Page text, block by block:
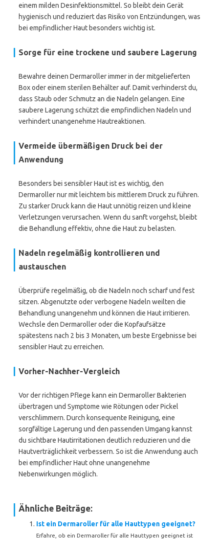
einem milden Desinfektionsmittel. So bleibt dein Gerät
hygienisch und reduziert das Risiko von Entzündungen, was
bei empfindlicher Haut besonders wichtig ist.
Sorge für eine trockene und saubere Lagerung
Bewahre deinen Dermaroller immer in der mitgelieferten
Box oder einem sterilen Behälter auf. Damit verhinderst du,
dass Staub oder Schmutz an die Nadeln gelangen. Eine
saubere Lagerung schützt die empfindlichen Nadeln und
verhindert unangenehme Hautreaktionen.
Vermeide übermäßigen Druck bei der
Anwendung
Besonders bei sensibler Haut ist es wichtig, den
Dermaroller nur mit leichtem bis mittlerem Druck zu führen.
Zu starker Druck kann die Haut unnötig reizen und kleine
Verletzungen verursachen. Wenn du sanft vorgehst, bleibt
die Behandlung effektiv, ohne die Haut zu belasten.
Nadeln regelmäßig kontrollieren und
austauschen
Überprüfe regelmäßig, ob die Nadeln noch scharf und fest
sitzen. Abgenutzte oder verbogene Nadeln weilten die
Behandlung unangenehm und können die Haut irritieren.
Wechsle den Dermaroller oder die Kopfaufsätze
spätestens nach 2 bis 3 Monaten, um beste Ergebnisse bei
sensibler Haut zu erreichen.
Vorher-Nachher-Vergleich
Vor der richtigen Pflege kann ein Dermaroller Bakterien
übertragen und Symptome wie Rötungen oder Pickel
verschlimmern. Durch konsequente Reinigung, eine
sorgfältige Lagerung und den passenden Umgang kannst
du sichtbare Hautirritationen deutlich reduzieren und die
Hautverträglichkeit verbessern. So ist die Anwendung auch
bei empfindlicher Haut ohne unangenehme
Nebenwirkungen möglich.
Ähnliche Beiträge:
Ist ein Dermaroller für alle Hauttypen geeignet?
Erfahre, ob ein Dermaroller für alle Hauttypen geeignet ist